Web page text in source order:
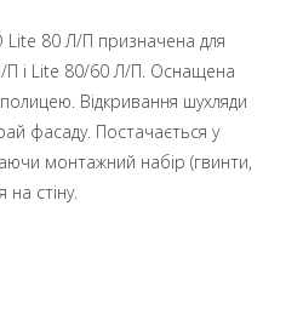
Lite 80 Л/П призначена для
П і Lite 80/60 Л/П. Оснащена
Відкривання шухляди
фасаду. Постачається у
монтажний набір (гвинти,
на стіну.